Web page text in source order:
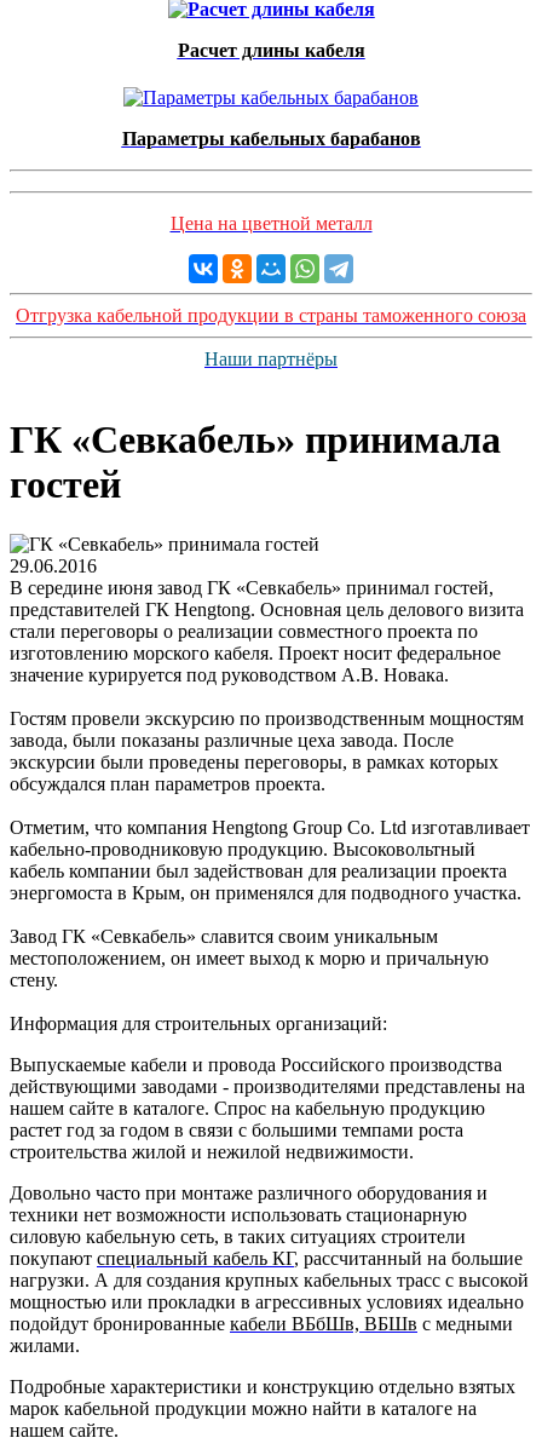
Расчет длины кабеля
Параметры кабельных барабанов
Цена на цветной металл
Отгрузка кабельной продукции в страны таможенного союза
Наши партнёры
ГК «Севкабель» принимала
гостей
29.06.2016
В середине июня завод ГК «Севкабель» принимал гостей,
представителей ГК Hengtong. Основная цель делового визита
стали переговоры о реализации совместного проекта по
изготовлению морского кабеля. Проект носит федеральное
значение курируется под руководством А.В. Новака.
Гостям провели экскурсию по производственным мощностям
завода, были показаны различные цеха завода. После
экскурсии были проведены переговоры, в рамках которых
обсуждался план параметров проекта.
Отметим, что компания Hengtong Group Co. Ltd изготавливает
кабельно-проводниковую продукцию. Высоковольтный
кабель компании был задействован для реализации проекта
энергомоста в Крым, он применялся для подводного участка.
Завод ГК «Севкабель» славится своим уникальным
местоположением, он имеет выход к морю и причальную
стену.
Информация для строительных организаций:
Выпускаемые кабели и провода Российского производства
действующими заводами - производителями представлены на
нашем сайте в каталоге. Спрос на кабельную продукцию
растет год за годом в связи с большими темпами роста
строительства жилой и нежилой недвижимости.
Довольно часто при монтаже различного оборудования и
техники нет возможности использовать стационарную
силовую кабельную сеть, в таких ситуациях строители
покупают специальный кабель КГ, рассчитанный на большие
нагрузки. А для создания крупных кабельных трасс с высокой
мощностью или прокладки в агрессивных условиях идеально
подойдут бронированные кабели ВБбШв, ВБШв с медными
жилами.
Подробные характеристики и конструкцию отдельно взятых
марок кабельной продукции можно найти в каталоге на
нашем сайте.